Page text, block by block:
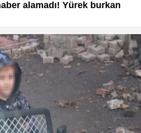
alamadı! Yürek burkan